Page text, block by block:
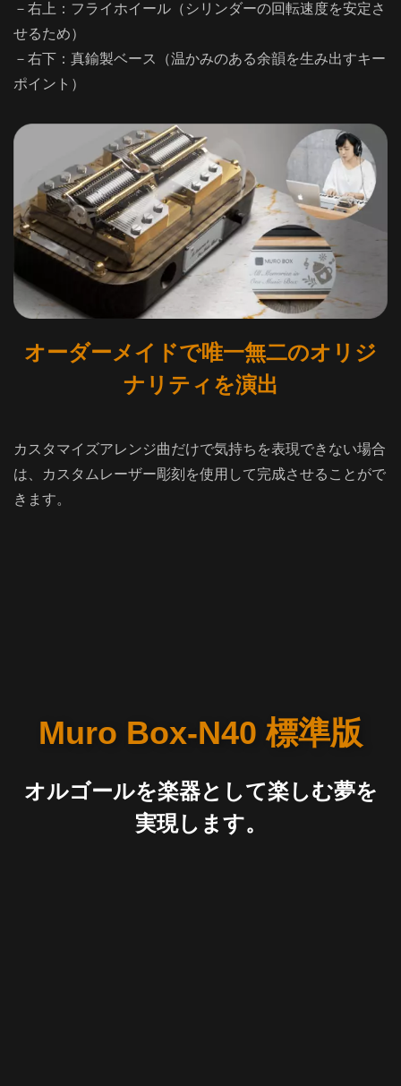
－右上：フライホイール（シリンダーの回転速度を安定さ
せるため）
－右下：真鍮製ベース（温かみのある余韻を生み出すキー
ポイント）
オーダーメイドで唯一無二のオリジ
ナリティを演出
カスタマイズアレンジ曲だけで気持ちを表現できない場合
は、カスタムレーザー彫刻を使用して完成させることがで
きます。
Muro Box-N40 標準版
オルゴールを楽器として楽しむ夢を
実現します。